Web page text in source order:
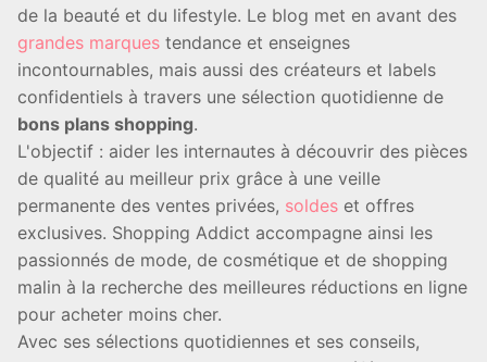
de la beauté et du lifestyle. Le blog met en avant des
grandes marques tendance et enseignes
incontournables, mais aussi des créateurs et labels
confidentiels à travers une sélection quotidienne de
bons plans shopping.
L'objectif : aider les internautes à découvrir des pièces
de qualité au meilleur prix grâce à une veille
permanente des ventes privées, soldes et offres
exclusives. Shopping Addict accompagne ainsi les
passionnés de mode, de cosmétique et de shopping
malin à la recherche des meilleures réductions en ligne
pour acheter moins cher.
Avec ses sélections quotidiennes et ses conseils,